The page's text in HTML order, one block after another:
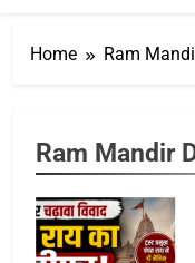
Home Ram
Ram Mandir